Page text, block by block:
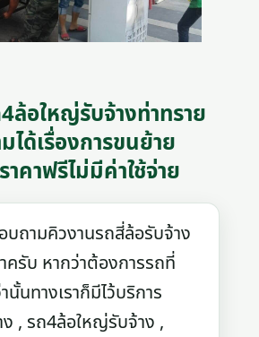
ล้อใหญ่รับจ้างท่าทราย
ได้เรื่องการขนย้าย
คาฟรีไม่มีค่าใช้จ่าย
ามคิวงานรถสี่ล้อรับจ้าง
ครับ หากว่าต้องการรถที่
นั้นทางเราก็มีไว้บริการ
, รถ4ล้อใหญ่รับจ้าง ,